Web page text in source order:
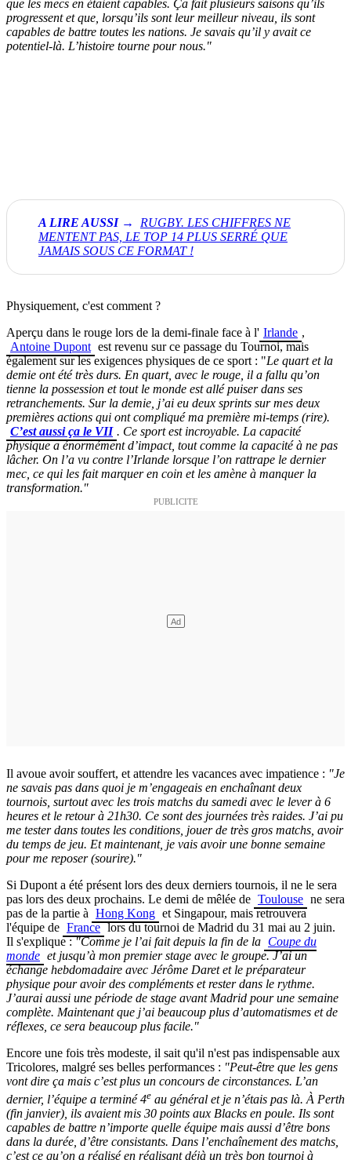
que les mecs en étaient capables. Ça fait plusieurs saisons qu’ils
progressent et que, lorsqu’ils sont leur meilleur niveau, ils sont
capables de battre toutes les nations. Je savais qu’il y avait ce
potentiel-là. L’histoire tourne pour nous."
RUGBY. LES CHIFFRES NE
MENTENT PAS, LE TOP 14 PLUS SERRÉ QUE
JAMAIS SOUS CE FORMAT !
Physiquement, c'est comment ?
Aperçu dans le rouge lors de la demi-finale face à l' Irlande ,
Antoine Dupont est revenu sur ce passage du Tournoi, mais
également sur les exigences physiques de ce sport : "Le quart et la
demie ont été très durs. En quart, avec le rouge, il a fallu qu’on
tienne la possession et tout le monde est allé puiser dans ses
retranchements. Sur la demie, j’ai eu deux sprints sur mes deux
premières actions qui ont compliqué ma première mi-temps (rire).
C’est aussi ça le VII . Ce sport est incroyable. La capacité
physique a énormément d’impact, tout comme la capacité à ne pas
lâcher. On l’a vu contre l’Irlande lorsque l’on rattrape le dernier
mec, ce qui les fait marquer en coin et les amène à manquer la
transformation."
Il avoue avoir souffert, et attendre les vacances avec impatience : "Je
ne savais pas dans quoi je m’engageais en enchaînant deux
tournois, surtout avec les trois matchs du samedi avec le lever à 6
heures et le retour à 21h30. Ce sont des journées très raides. J’ai pu
me tester dans toutes les conditions, jouer de très gros matchs, avoir
du temps de jeu. Et maintenant, je vais avoir une bonne semaine
pour me reposer (sourire)."
Si Dupont a été présent lors des deux derniers tournois, il ne le sera
pas lors des deux prochains. Le demi de mêlée de Toulouse ne sera
pas de la partie à Hong Kong et Singapour, mais retrouvera
l'équipe de France lors du tournoi de Madrid du 31 mai au 2 juin.
Il s'explique :"Comme je l’ai fait depuis la fin de la Coupe du
monde et jusqu’à mon premier stage avec le groupe. J’ai un
échange hebdomadaire avec Jérôme Daret et le préparateur
physique pour avoir des compléments et rester dans le rythme.
J’aurai aussi une période de stage avant Madrid pour une semaine
complète. Maintenant que j’ai beaucoup plus d’automatismes et de
réflexes, ce sera beaucoup plus facile."
Encore une fois très modeste, il sait qu'il n'est pas indispensable aux
Tricolores, malgré ses belles performances : "Peut-être que les gens
vont dire ça mais c’est plus un concours de circonstances. L’an
dernier, l’équipe a terminé 4e au général et je n’étais pas là. À Perth
(fin janvier) , ils avaient mis 30 points aux Blacks en poule. Ils sont
capables de battre n’importe quelle équipe mais aussi d’être bons
dans la durée, d’être consistants. Dans l’enchaînement des matchs,
c’est ce qu’on a réalisé en réalisant déjà un très bon tournoi à